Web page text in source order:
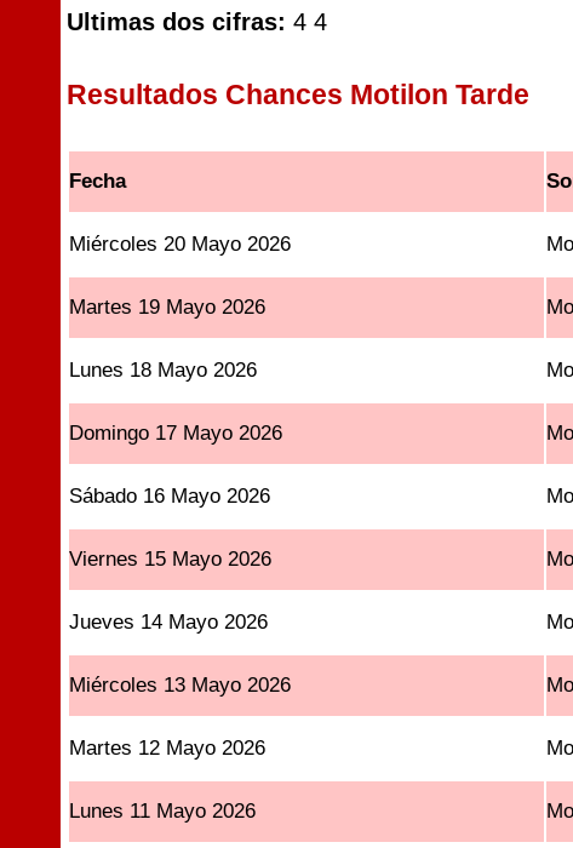
Ultimas dos cifras: 4 4
Resultados Chances Motilon Tarde
Fecha
Miércoles 20 Mayo 2026
Martes 19 Mayo 2026
Lunes 18 Mayo 2026
Domingo 17 Mayo 2026
Sábado 16 Mayo 2026
Viernes 15 Mayo 2026
Jueves 14 Mayo 2026
Miércoles 13 Mayo 2026
Martes 12 Mayo 2026
Lunes 11 Mayo 2026